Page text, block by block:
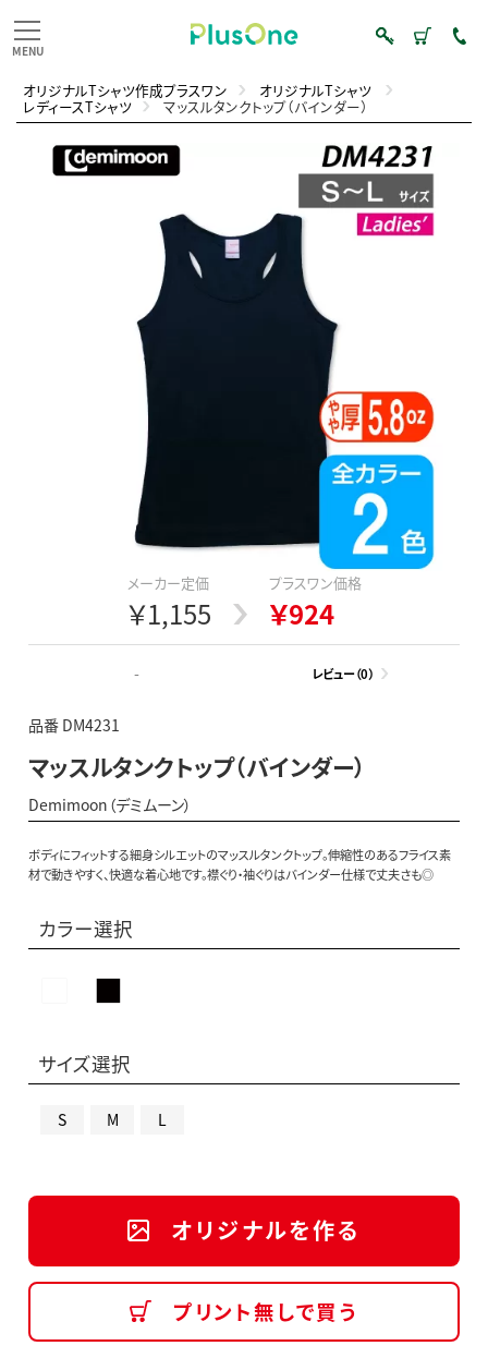
オリジナルTシャツ作成プラスワン オリジナルTシャツ
レディースTシャツ マッスルタンクトップ（バインダー）
メーカー定価
￥1,155
プラスワン価格
￥924
- レビュー（0）
品番 DM4231
マッスルタンクトップ（バインダー）
Demimoon（デミムーン）
ボディにフィットする細身シルエットのマッスルタンクトップ。伸縮性のあるフライス素
材で動きやすく、快適な着心地です。襟ぐり・袖ぐりはバインダー仕様で丈夫さも◎
カラー選択
サイズ選択
S M L
オリジナルを作る
プリント無しで買う